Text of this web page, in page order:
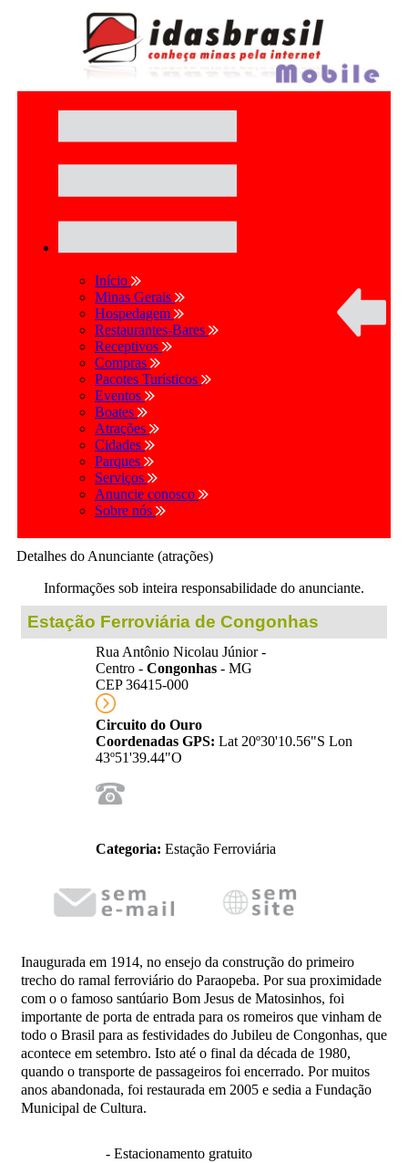
Início
Minas Gerais
Hospedagem
Restaurantes-Bares
Receptivos
Compras
Pacotes Turísticos
Eventos
Boates
Atrações
Cidades
Parques
Serviços
Anuncie conosco
Sobre nós
Detalhes do Anunciante (atrações)
Informações sob inteira responsabilidade do anunciante.
Estação Ferroviária de Congonhas
Rua Antônio Nicolau Júnior -
Centro - Congonhas - MG
CEP 36415-000
Circuito do Ouro
Coordenadas GPS: Lat 20º30'10.56"S Lon
43º51'39.44"O
Categoria: Estação Ferroviária
Inaugurada em 1914, no ensejo da construção do primeiro
trecho do ramal ferroviário do Paraopeba. Por sua proximidade
com o o famoso santúario Bom Jesus de Matosinhos, foi
importante de porta de entrada para os romeiros que vinham de
todo o Brasil para as festividades do Jubileu de Congonhas, que
acontece em setembro. Isto até o final da década de 1980,
quando o transporte de passageiros foi encerrado. Por muitos
anos abandonada, foi restaurada em 2005 e sedia a Fundação
Municipal de Cultura.
- Estacionamento gratuito